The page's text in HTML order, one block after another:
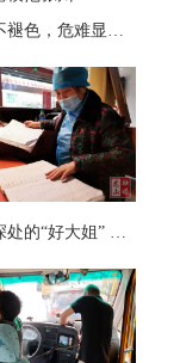
退伍不褪色，危难显身手——记第八届湘西州道德模范张州
大山深处的“好大姐” ——记第八届湘西州道德模范向玉娥